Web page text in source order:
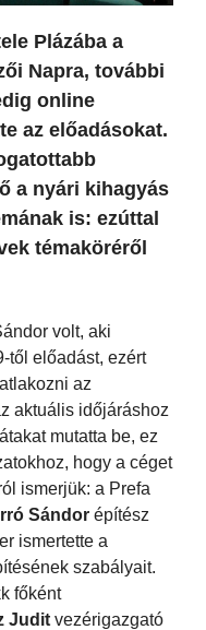
Plázába a
Napra, további
online
az előadásokat.
a nyári kihagyás
is: ezúttal
témaköréről
volt, aki
től előadást, ezért
az
aktuális időjáráshoz
mutatta be, ez
hogy a céget
ismerjük: a Prefa
Sándor építész
ismertette a
szabályait.
főként
Judit vezérigazgató